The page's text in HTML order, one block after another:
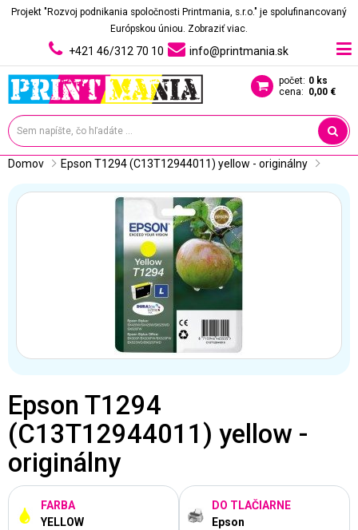
Projekt "Rozvoj podnikania spoločnosti Printmania, s.r.o." je spolufinancovaný
Európskou úniou. Zobraziť viac.
+421 46/312 70 10 info@printmania.sk
počet: 0 ks
cena: 0,00 €
Domov Epson T1294 (C13T12944011) yellow - originálny
Epson T1294
(C13T12944011) yellow -
originálny
FARBA
YELLOW
DO TLAČIARNE
Epson